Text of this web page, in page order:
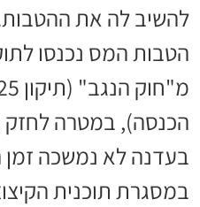
הטבות המס נכנסו
הכנסה), במטרה לחזק
במסגרת תוכנית